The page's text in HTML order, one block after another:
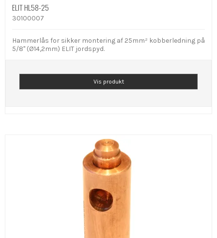
ELIT HL58-25
30100007
Hammerlås for sikker montering af 25mm² kobberledning på
5/8" (Ø14,2mm) ELIT jordspyd.
Vis produkt